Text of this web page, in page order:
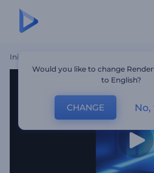
Inicio
Would you like to change
to English?
CHANGE